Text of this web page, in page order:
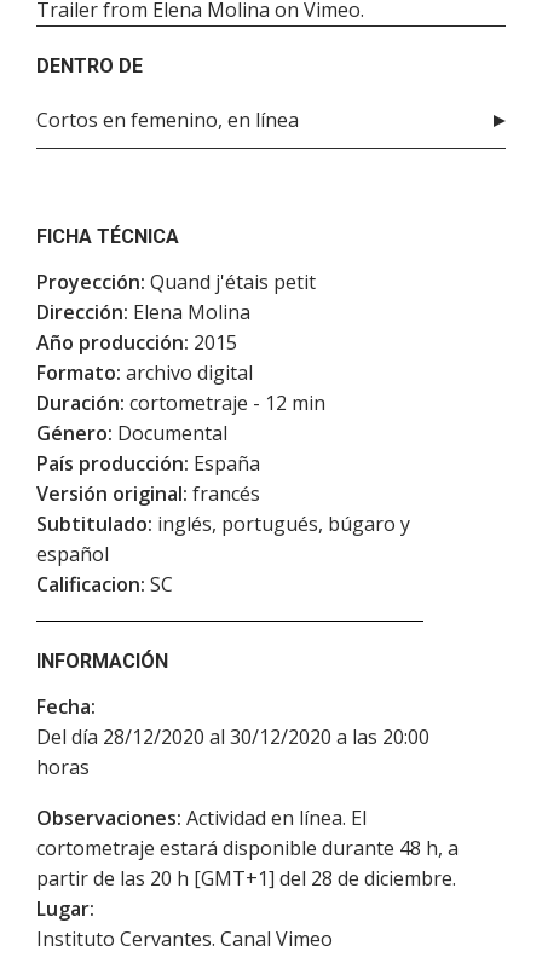
Trailerfrom Elena Molina on Vimeo.
DENTRO DE
Cortos en femenino, en línea
FICHA TÉCNICA
Proyección: Quand j'étais petit
Dirección: Elena Molina
Año producción: 2015
Formato: archivo digital
Duración: cortometraje - 12 min
Género: Documental
País producción: España
Versión original: francés
Subtitulado: inglés, portugués, búgaro y
español
Calificacion: SC
INFORMACIÓN
Fecha:
Del día 28/12/2020 al 30/12/2020 a las 20:00
horas
Observaciones: Actividad en línea. El
cortometraje estará disponible durante 48 h, a
partir de las 20 h [GMT+1] del 28 de diciembre.
Lugar:
Instituto Cervantes. Canal Vimeo